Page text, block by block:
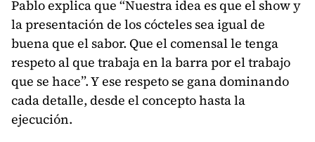
Pablo explica que “Nuestra idea es que el show y
la presentación de los cócteles sea igual de
buena que el sabor. Que el comensal le tenga
respeto al que trabaja en la barra por el trabajo
que se hace”. Y ese respeto se gana dominando
cada detalle, desde el concepto hasta la
ejecución.